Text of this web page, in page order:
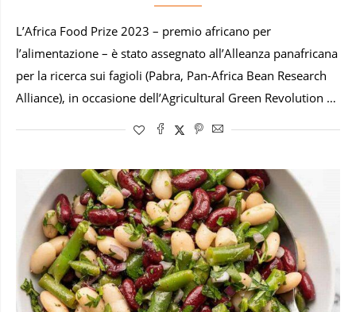
L’Africa Food Prize 2023 – premio africano per
l’alimentazione – è stato assegnato all’Alleanza panafricana
per la ricerca sui fagioli (Pabra, Pan-Africa Bean Research
Alliance), in occasione dell’Agricultural Green Revolution …